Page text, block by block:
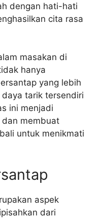
dengan hati-hati
cita rasa
masakan di
hanya
yang lebih
tarik tersendiri
ini menjadi
membuat
untuk menikmati
aspek
dari